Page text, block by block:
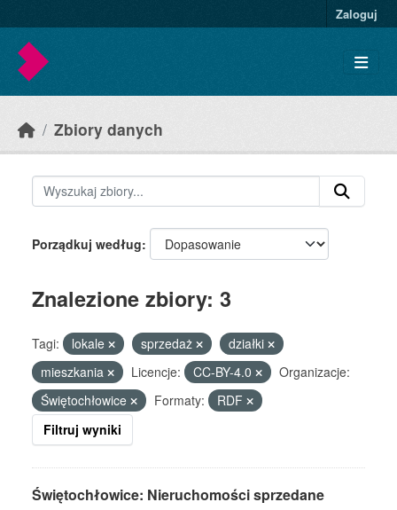
Zaloguj
Zbiory danych
Porządkuj według
Znalezione zbiory: 3
Tagi: lokale sprzedaż
działki
mieszkania
Licencje: CC-BY-4.0
Organizacje:
Świętochłowice
Formaty:
RDF
Filtruj wyniki
Świętochłowice: Nieruchomości sprzedane